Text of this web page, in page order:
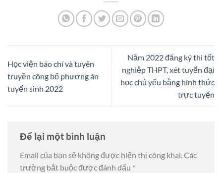
Học viện báo chí và tuyên
truyền công bố phương án
tuyển sinh 2022
Năm 2022 đăng ký thi tốt
nghiệp THPT, xét tuyển đại
học chủ yếu bằng hình thức
trực tuyến
Để lại một bình luận
Email của bạn sẽ không được hiển thị công khai.Các
trường bắt buộc được đánh dấu *